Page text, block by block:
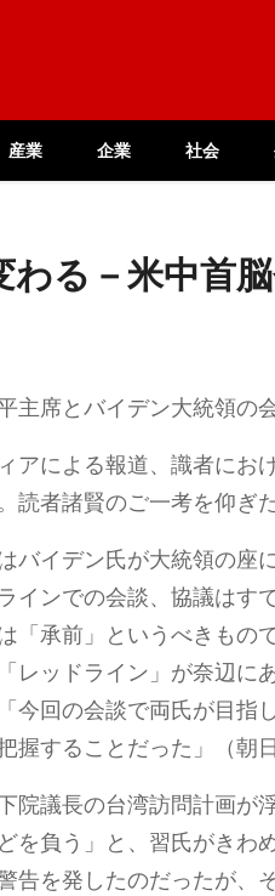
産業 企業 社会
わる－米中首
主席とバイデン大統領の
アによる報道、識者にお
読者諸賢のご一考を仰ぎた
バイデン氏が大統領の座
インでの会談、協議はす
「承前」というべきもの
レッドライン」が奈辺に
今回の会談で両氏が目指
握することだった」（朝
院議長の台湾訪問計画が
を負う」と、習氏がきわ
告を発したのだったが、